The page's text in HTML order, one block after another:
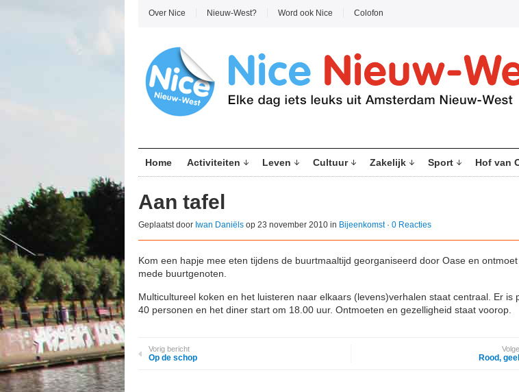
Over Nice Nieuw-West? Word ook Nice Colofon
Home Activiteiten Leven Cultuur Zakelijk Sport Hof van
Aan tafel
Geplaatst door Iwan Daniëls op 23 november 2010 in Bijeenkomst· 0 Reacties
Kom een hapje mee eten tijdens de buurtmaaltijd georganiseerd door Oase en
mede buurtgenoten.
Multicultureel koken en het luisteren naar elkaars (levens)verhalen staat centraal. Er is
40 personen en het diner start om 18.00 uur. Ontmoeten en gezelligheid staat voorop.
Vorig bericht
Op de schop Rood,